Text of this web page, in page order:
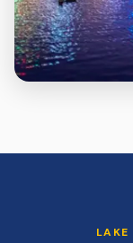
LAKE